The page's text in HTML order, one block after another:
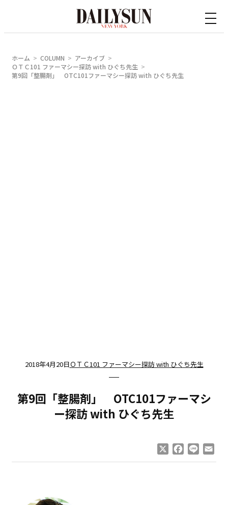
ホーム COLUMN
アーカイブ
ＯＴＣ101 ファーマシー探訪 with ひぐち先生
第9回「整腸剤」 OTC101ファーマシー探訪 with ひぐち先生
2018年4月20日ＯＴＣ101 ファーマシー探訪 with ひぐち先生
第9回「整腸剤」 OTC101ファーマシ
ー探訪 with ひぐち先生
Facebook
Line